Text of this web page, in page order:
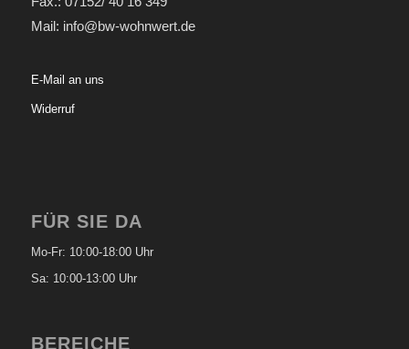
Mail: info@bw-wohnwert.de
E-Mail an uns
Widerruf
FÜR SIE DA
Mo-Fr: 10:00-18:00 Uhr
Sa: 10:00-13:00 Uhr
BEREICHE